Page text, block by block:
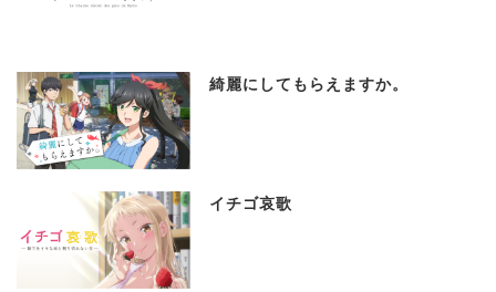
綺麗にしてもらえますか。
イチゴ哀歌